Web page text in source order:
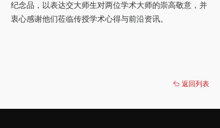
纪念品，以表达交大师生对两位学术大师的崇高敬意，并
衷心感谢他们莅临传授学术心得与前沿资讯。
返回列表